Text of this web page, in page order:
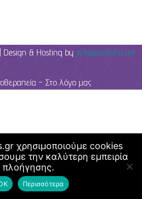
& Hosting by w3specialists.com
- Στο λόγο μας
χρησιμοποιούμε cookies
την καλύτερη εμπειρία
πλοήγησης.
Περισσότερα